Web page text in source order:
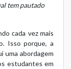
tem pautado
cada vez mais
Isso porque, a
uma abordagem
estudantes em